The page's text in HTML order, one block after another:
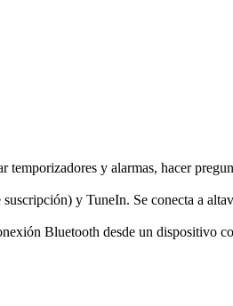
y alarmas, hacer
y TuneIn. Se conecta a
Bluetooth desde un dispositivo